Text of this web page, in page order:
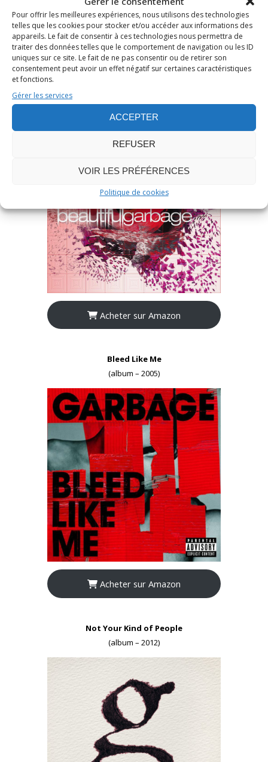
Pour offrir les meilleures expériences, nous utilisons des technologies
telles que les cookies pour stocker et/ou accéder aux informations des
appareils. Le fait de consentir à ces technologies nous permettra de
traiter des données telles que le comportement de navigation ou les ID
uniques sur ce site. Le fait de ne pas consentir ou de retirer son
consentement peut avoir un effet négatif sur certaines caractéristiques
et fonctions.
Gérer les services
ACCEPTER
REFUSER
VOIR LES PRÉFÉRENCES
Politique de cookies
Acheter sur Amazon
(album – 2001)
Acheter sur Amazon
Bleed Like Me
(album – 2005)
Acheter sur Amazon
Not Your Kind of People
(album – 2012)